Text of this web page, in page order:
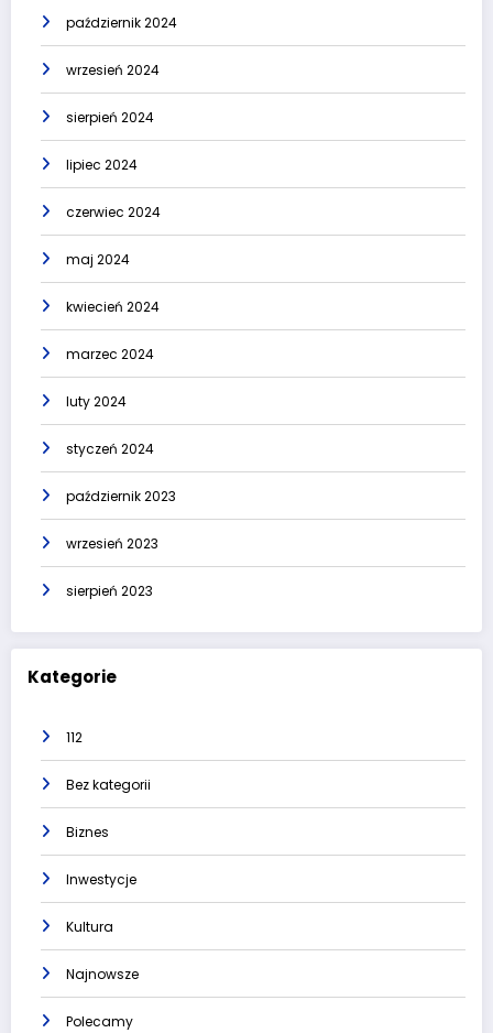
październik 2024
wrzesień 2024
sierpień 2024
lipiec 2024
czerwiec 2024
maj 2024
kwiecień 2024
marzec 2024
luty 2024
styczeń 2024
październik 2023
wrzesień 2023
sierpień 2023
Kategorie
112
Bez kategorii
Biznes
Inwestycje
Kultura
Najnowsze
Polecamy